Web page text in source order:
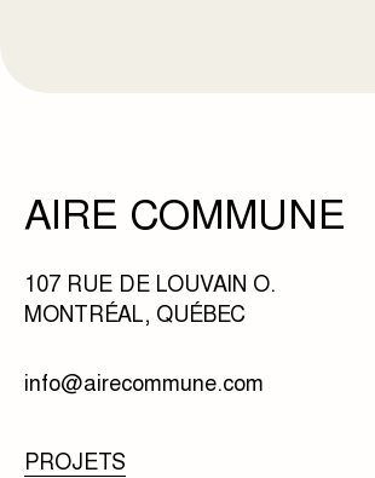
AIRE COMMUNE
107 RUE DE LOUVAIN O.
MONTRÉAL, QUÉBEC
info@airecommune.com
PROJETS